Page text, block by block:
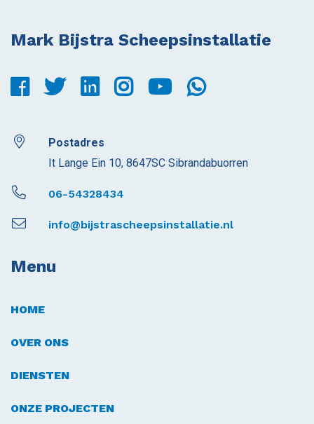
Mark Bijstra Scheepsinstallatie
Postadres
It Lange Ein 10, 8647SC Sibrandabuorren
06-54328434
info@bijstrascheepsinstallatie.nl
Menu
HOME
OVER ONS
DIENSTEN
ONZE PROJECTEN